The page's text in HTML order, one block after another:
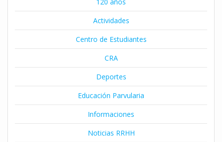
Actividades
Centro de Estudiantes
CRA
Deportes
Educación Parvularia
Informaciones
Noticias RRHH